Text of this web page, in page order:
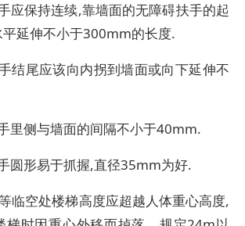
应保持连续,靠墙面的无障碍扶手的起
平延伸不小于300mm的长度.
结尾应该向内拐到墙面或向下延伸不
里侧与墙面的间隔不小于40mm.
圆形易于抓握,直径35mm为好.
临空处楼梯高度应超越人体重心高度,